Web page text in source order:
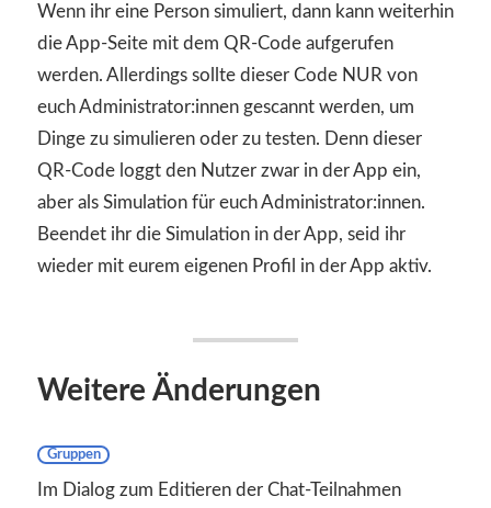
Wenn ihr eine Person simuliert, dann kann weiterhin
die App-Seite mit dem QR-Code aufgerufen
werden. Allerdings sollte dieser Code NUR von
euch Administrator:innen gescannt werden, um
Dinge zu simulieren oder zu testen. Denn dieser
QR-Code loggt den Nutzer zwar in der App ein,
aber als Simulation für euch Administrator:innen.
Beendet ihr die Simulation in der App, seid ihr
wieder mit eurem eigenen Profil in der App aktiv.
Weitere Änderungen
Gruppen
Im Dialog zum Editieren der Chat-Teilnahmen